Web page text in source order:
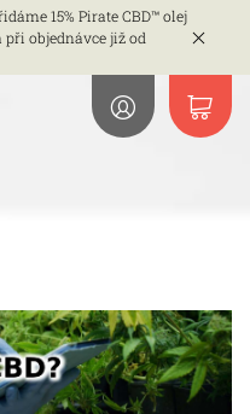
15% Pirate CBD™ olej
objednávce již od